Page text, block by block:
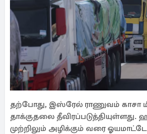
தற்போது, இஸ்ரேல் ராணுவம் காசா
தாக்குதலை
முற்றிலும் அழிக்கும் வரை